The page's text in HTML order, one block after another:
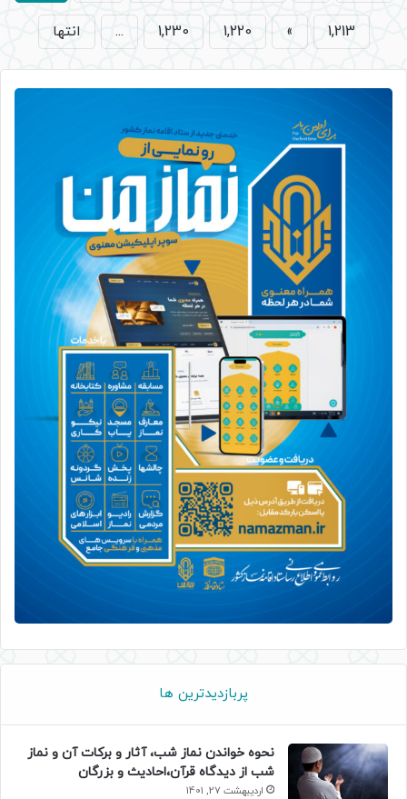
1,213
»
1,220
1,230
... انتها
پربازدیدترین ها
نحوه خواندن نماز شب، آثار و برکات آن و نماز
شب از دیدگاه قرآن،احادیث و بزرگان
اردیبهشت 27, 1401